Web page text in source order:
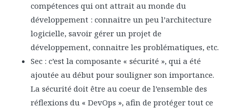
compétences qui ont attrait au monde du
développement : connaitre un peu l’architecture
logicielle, savoir gérer un projet de
développement, connaitre les problématiques, etc.
Sec : c’est la composante « sécurité », qui a été
ajoutée au début pour souligner son importance.
La sécurité doit être au coeur de l’ensemble des
réflexions du « DevOps », afin de protéger tout ce